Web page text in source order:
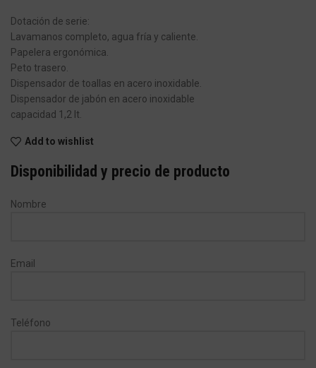
Dotación de serie:
Lavamanos completo, agua fría y caliente.
Papelera ergonómica.
Peto trasero.
Dispensador de toallas en acero inoxidable.
Dispensador de jabón en acero inoxidable
capacidad 1,2 lt.
Add to wishlist
Disponibilidad y precio de producto
Nombre
Email
Teléfono